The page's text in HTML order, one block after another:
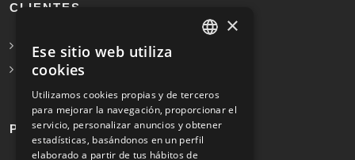
CLIENTES
Solicita Presupuesto Gratis
Preguntas frecuentes
PROFESIONALES
×
Ese sitio web utiliza
cookies
Utilizamos cookies propias y de terceros
para mejorar la navegación, proporcionar el
servicio, personalizar anuncios y obtener
estadísticas, basándonos en un perfil
elaborado a partir de tus hábitos de